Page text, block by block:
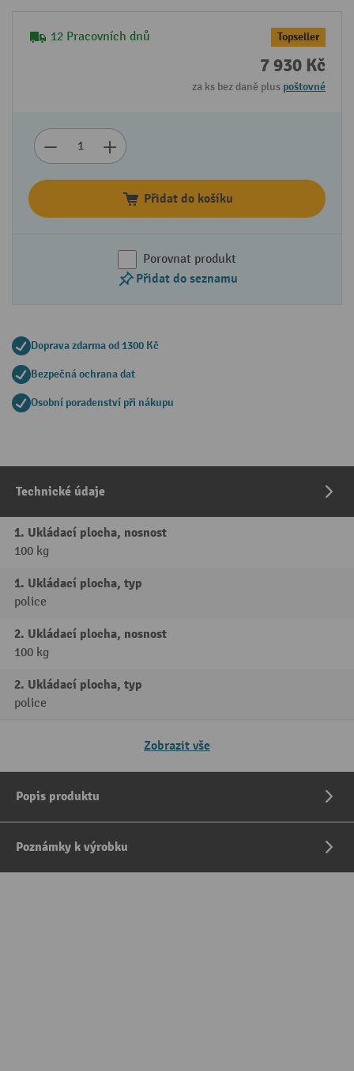
12 Pracovních dnů Topseller
7 930 Kč
za ks bez daně plus poštovné
Přidat do košíku
Porovnat produkt
Přidat do seznamu
Doprava zdarma od 1300 Kč
Bezpečná ochrana dat
Osobní poradenství při nákupu
Technické údaje
1. Ukládací plocha, nosnost
100 kg
1. Ukládací plocha, typ
police
2. Ukládací plocha, nosnost
100 kg
2. Ukládací plocha, typ
police
Zobrazit vše
Popis produktu
Poznámky k výrobku